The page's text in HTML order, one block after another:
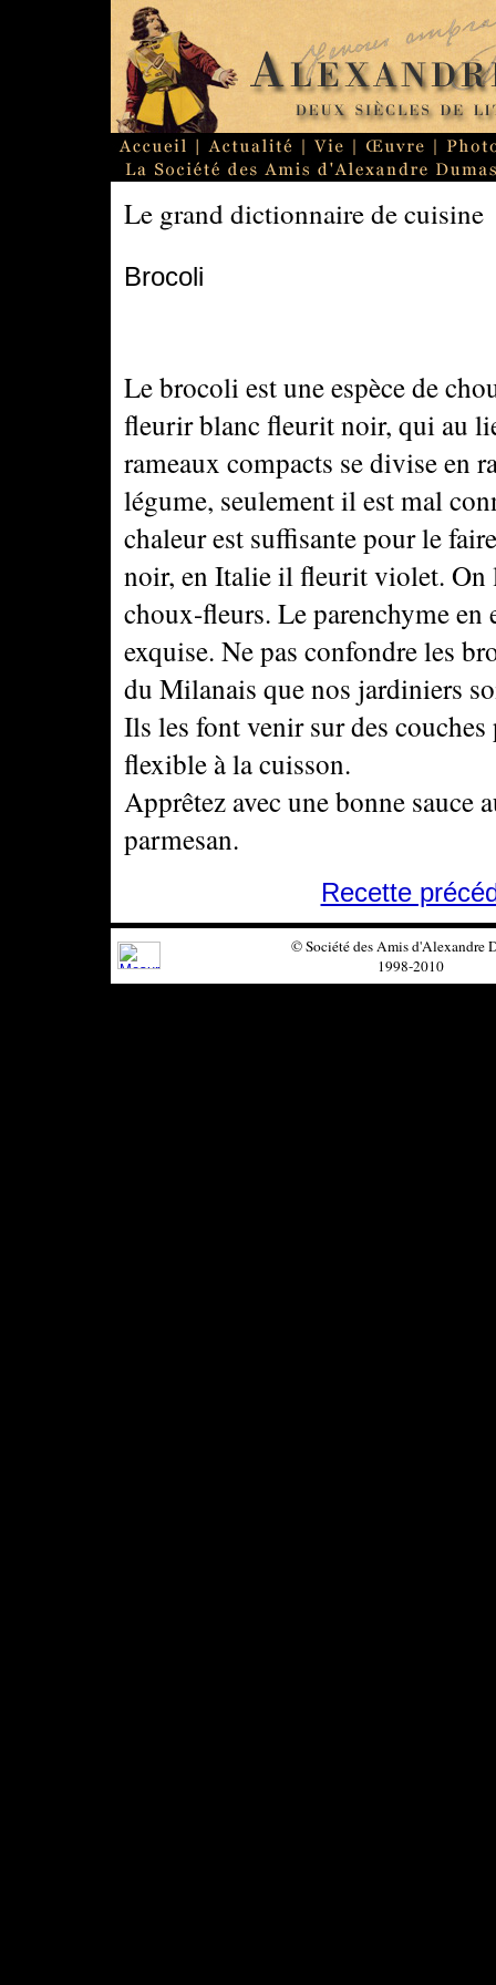
Le grand dictionnaire de cuisine
Brocoli
Le brocoli est une espèce de
fleurir blanc fleurit noir, qui au
rameaux compacts se divise en
légume, seulement il est mal
chaleur est suffisante pour le
noir, en Italie il fleurit violet. On
choux-fleurs. Le parenchyme en
exquise. Ne pas confondre les
du Milanais que nos jardiniers
Ils les font venir sur des
flexible à la cuisson.
Apprêtez avec une bonne sauce
parmesan.
Recette
© Société des Amis d'Alexandre
1998-2010